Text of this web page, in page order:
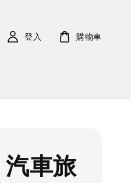
登入 購物車
汽車旅